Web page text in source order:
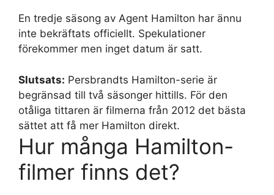
En tredje säsong av Agent Hamilton har ännu
inte bekräftats officiellt. Spekulationer
förekommer men inget datum är satt.
Slutsats: Persbrandts Hamilton-serie är
begränsad till två säsonger hittills. För den
otåliga tittaren är filmerna från 2012 det bästa
sättet att få mer Hamilton direkt.
Hur många Hamilton-
filmer finns det?